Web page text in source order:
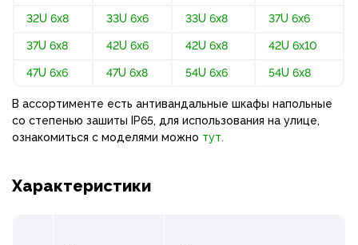
32U 6x8 33U 6x6 33U 6x8 37U 6x6
37U 6x8 42U 6x6 42U 6x8 42U 6x10
47U 6x6 47U 6x8 54U 6x6 54U 6x8
В ассортименте есть антивандальные шкафы напольные
со степенью зашиты IP65, для использования на улице,
ознакомиться с моделями можно тут.
Характеристики